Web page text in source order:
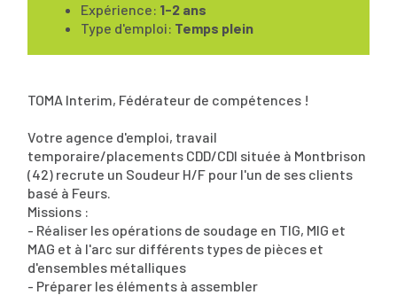
Expérience: 1-2 ans
Type d'emploi: Temps plein
TOMA Interim, Fédérateur de compétences !
Votre agence d'emploi, travail
temporaire/placements CDD/CDI située à Montbrison
(42) recrute un Soudeur H/F pour l'un de ses clients
basé à Feurs.
Missions :
- Réaliser les opérations de soudage en TIG, MIG et
MAG et à l'arc sur différents types de pièces et
d'ensembles métalliques
- Préparer les éléments à assembler